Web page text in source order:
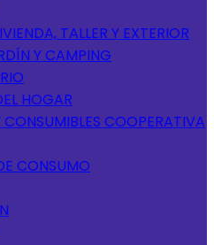
TALLER Y EXTERIOR
Y CAMPING
HOGAR
COOPERATIVA
CONSUMO